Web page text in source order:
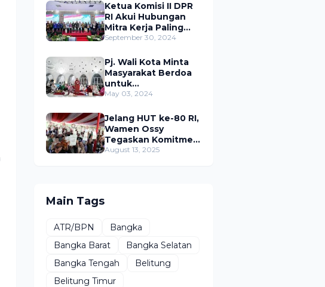
Ketua Komisi II DPR
RI Akui Hubungan
Mitra Kerja Paling
Akrab dengan
ATR/BPN
September 30, 2024
Pj. Wali Kota Minta
Masyarakat Berdoa
untuk
Pangkalpinang,
di 2024 Berjalan
Lancar
May 03, 2024
Jelang HUT ke-80 RI,
Wamen Ossy
Tegaskan Komitmen
Presiden Prabowo
August 13, 2025
Main Tags
ATR/BPN
Bangka
Bangka Barat
Bangka Selatan
Bangka Tengah
Belitung
Belitung Timur